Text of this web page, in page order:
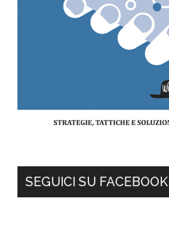
SEGUICI SU FACEBOOK